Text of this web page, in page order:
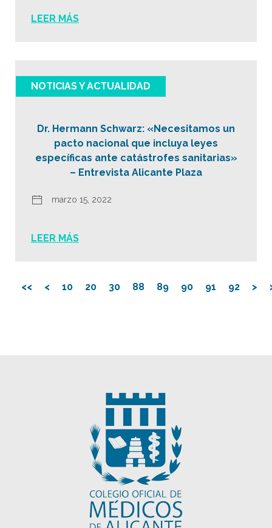
LEER MÁS
NOTICIAS Y ACTUALIDAD
Dr. Hermann Schwarz: «Necesitamos un
pacto nacional que incluya leyes
específicas ante catástrofes sanitarias»
– Entrevista Alicante Plaza
marzo 15, 2022
LEER MÁS
<< < 10 20 30 88 89 90 91 92 >